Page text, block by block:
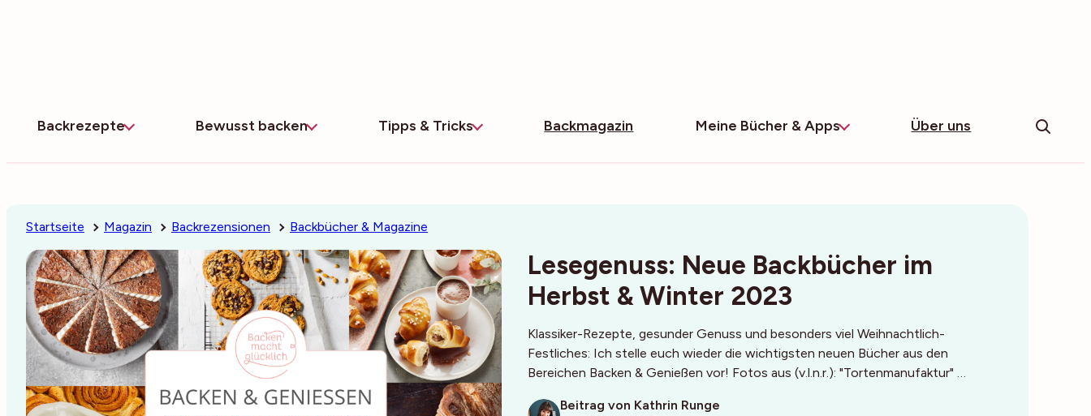
Backrezepte Bewusst backen Tipps & Tricks Backmagazin Meine Bücher & Apps Über uns
Startseite Magazin Backrezensionen Backbücher & Magazine
Lesegenuss: Neue Backbücher im
Herbst & Winter 2023
Klassiker-Rezepte, gesunder Genuss und besonders viel Weihnachtlich-
Festliches: Ich stelle euch wieder die wichtigsten neuen Bücher aus den
Bereichen Backen & Genießen vor! Fotos aus (v.l.n.r.): "Tortenmanufaktur" …
Beitrag von Kathrin Runge